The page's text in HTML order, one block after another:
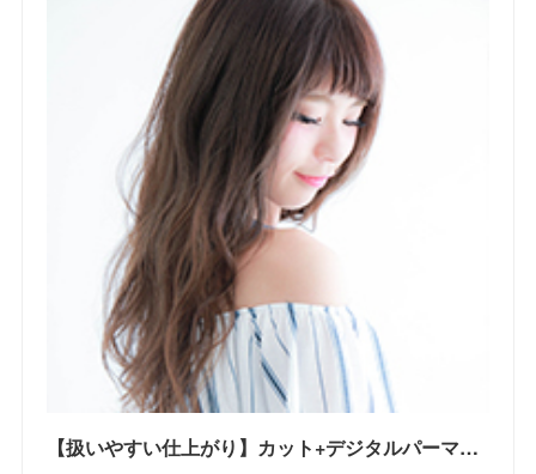
【扱いやすい仕上がり】カット+デジタルパーマ+Ｎ.オイル付｜クーポン｜美容室 NYNY NYNY 姫路店｜ヘアサロン・美容院｜ニューヨークニューヨーク